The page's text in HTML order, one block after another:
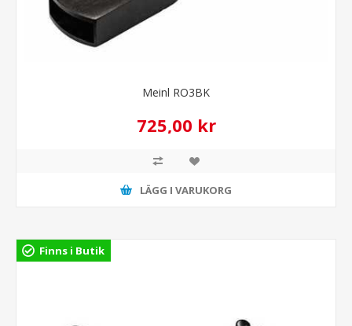
Meinl RO3BK
725,00 kr
LÄGG I VARUKORG
Finns i Butik